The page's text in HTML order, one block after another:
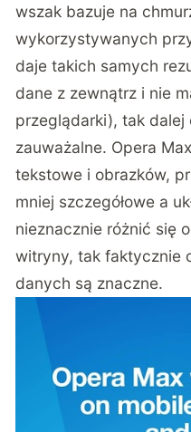
wszak bazuje na
wykorzystywanych
daje takich samych
dane z zewnątrz i nie
przeglądarki), tak dalej
zauważalne. Opera
tekstowe i obrazków,
mniej szczegółowe a
nieznacznie różnić się
witryny, tak faktycznie
danych są znaczne.